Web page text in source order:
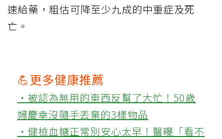
速給藥，粗估可降至少九成的中重症及死
亡。
💪更多健康推薦
‧被認為無用的東西反幫了大忙！50歲
婦慶幸沒隨手丟棄的3樣物品
‧健檢血糖正常別安心太早！醫曝「看不